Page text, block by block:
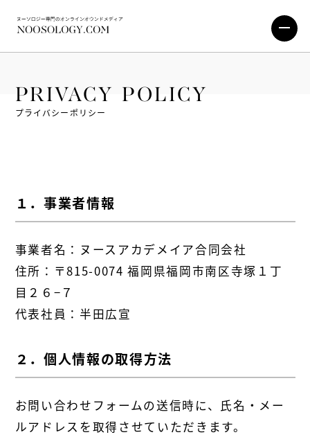
PRIVACY POLICY
プライバシーポリシー
１．事業者情報
事業者名：ヌースアカデメイア合同会社
住所：〒815-0074 福岡県福岡市南区寺塚１丁
目２６−７
代表社員：半田広宣
２．個人情報の取得方法
お問い合わせフォームの送信時に、氏名・メー
ルアドレスを取得させていただきます。